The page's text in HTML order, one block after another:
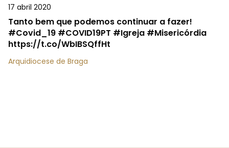
17 abril 2020
Tanto bem que podemos continuar a fazer!
#Covid_19 #COVID19PT #Igreja #Misericórdia
https://t.co/WbIBSQffHt
Arquidiocese de Braga